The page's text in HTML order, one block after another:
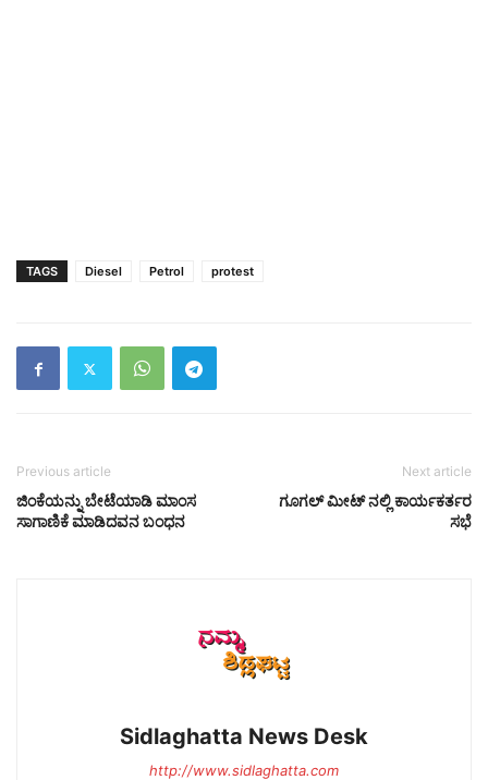
TAGS Diesel Petrol protest
Previous article
ಜಿಂಕೆಯನ್ನು ಬೇಟೆಯಾಡಿ ಮಾಂಸ
ಸಾಗಾಣಿಕೆ ಮಾಡಿದವನ ಬಂಧನ
Next article
ಗೂಗಲ್ ಮೀಟ್ ನಲ್ಲಿ ಕಾರ್ಯಕರ್ತರ
ಸಭೆ
Sidlaghatta News Desk
http://www.sidlaghatta.com